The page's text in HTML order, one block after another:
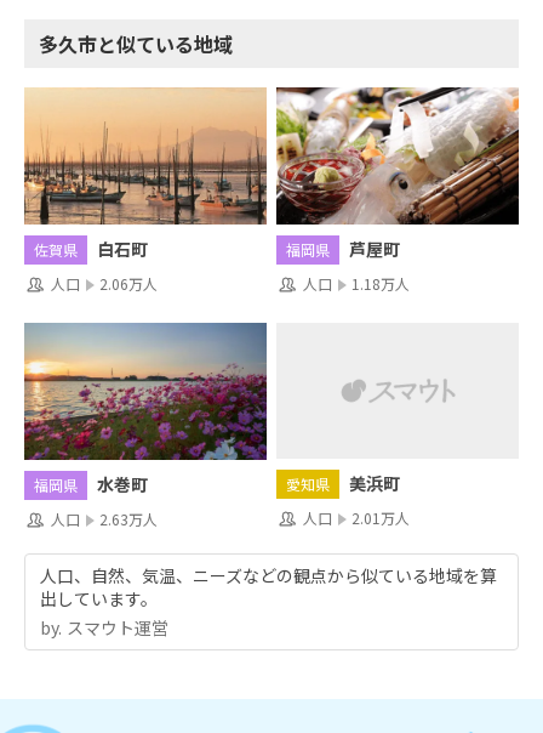
多久市と似ている地域
佐賀県 白石町
人口 2.06万人
福岡県 芦屋町
人口 1.18万人
福岡県 水巻町
人口 2.63万人
愛知県 美浜町
人口 2.01万人
人口、自然、気温、ニーズなどの観点から似ている地域を算
出しています。
by.︎ スマウト運営